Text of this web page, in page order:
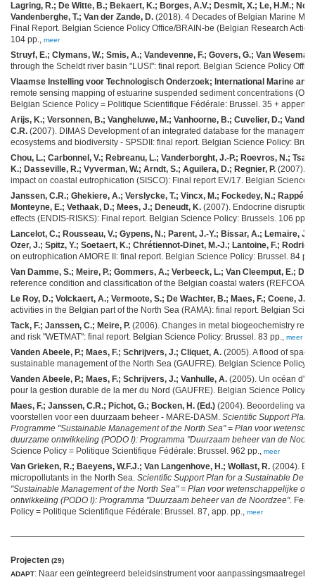
Lagring, R.; De Witte, B.; Bekaert, K.; Borges, A.V.; Desmit, X.; Le, H.M.;
Vandenberghe, T.; Van der Zande, D. (2018). 4 Decades of Belgian Marine
Final Report. Belgian Science Policy Office/BRAIN-be (Belgian Research
104 pp., meer
Struyf, E.; Clymans, W.; Smis, A.; Vandevenne, F.; Govers, G.; Van
through the Scheldt river basin "LUSI": final report. Belgian Science Policy
Vlaamse Instelling voor Technologisch Onderzoek; International Marine and
remote sensing mapping of estuarine suspended sediment concentrations
Belgian Science Policy = Politique Scientifique Fédérale: Brussel. 35 +
Arijs, K.; Versonnen, B.; Vangheluwe, M.; Vanhoorne, B.; Cuvelier, D.;
C.R. (2007). DIMAS Development of an integrated database for the
ecosystems and biodiversity - SPSDII: final report. Belgian Science Policy:
Chou, L.; Carbonnel, V.; Rebreanu, L.; Vanderborght, J.-P.; Roevros, N.;
K.; Dasseville, R.; Vyverman, W.; Arndt, S.; Aguilera, D.; Regnier, P. (2007).
impact on coastal eutrophication (SISCO): Final report EV/17. Belgian Science
Janssen, C.R.; Ghekiere, A.; Verslycke, T.; Vincx, M.; Fockedey, N.; Rappé,
Monteyne, E.; Vethaak, D.; Mees, J.; Deneudt, K. (2007). Endocrine
effects (ENDIS-RISKS): Final report. Belgian Science Policy: Brussels. 106 pp.,
Lancelot, C.; Rousseau, V.; Gypens, N.; Parent, J.-Y.; Bissar, A.; Lemaire,
Ozer, J.; Spitz, Y.; Soetaert, K.; Chrétiennot-Dinet, M.-J.; Lantoine, F.;
on eutrophication AMORE II: final report. Belgian Science Policy: Brussel. 84
Van Damme, S.; Meire, P.; Gommers, A.; Verbeeck, L.; Van Cleemput, E.;
reference condition and classification of the Belgian coastal waters
Le Roy, D.; Volckaert, A.; Vermoote, S.; De Wachter, B.; Maes, F.; Coene, J.;
activities in the Belgian part of the North Sea (RAMA): final report. Belgian
Tack, F.; Janssen, C.; Meire, P. (2006). Changes in metal biogeochemistry
and risk "WETMAT": final report. Belgian Science Policy: Brussel. 83 pp., meer
Vanden Abeele, P.; Maes, F.; Schrijvers, J.; Cliquet, A. (2005). A flood of
sustainable management of the North Sea (GAUFRE). Belgian Science Policy:
Vanden Abeele, P.; Maes, F.; Schrijvers, J.; Vanhulle, A. (2005). Un océan
pour la gestion durable de la mer du Nord (GAUFRE). Belgian Science Policy:
Maes, F.; Janssen, C.R.; Pichot, G.; Bocken, H. (Ed.) (2004). Beoordeling van
voorstellen voor een duurzaam beheer - MARE-DASM. Scientific Support Plan
Programme "Sustainable Management of the North Sea" = Plan voor
duurzame ontwikkeling (PODO I): Programma "Duurzaam beheer van de
Science Policy = Politique Scientifique Fédérale: Brussel. 962 pp., meer
Van Grieken, R.; Baeyens, W.F.J.; Van Langenhove, H.; Wollast, R. (2004).
micropollutants in the North Sea. Scientific Support Plan for a Sustainable
"Sustainable Management of the North Sea" = Plan voor wetenschappelijke
ontwikkeling (PODO I): Programma "Duurzaam beheer van de Noordzee".
Policy = Politique Scientifique Fédérale: Brussel. 87, app. pp., meer
Projecten (29)
ADAPT: Naar een geïntegreerd beleidsinstrument voor